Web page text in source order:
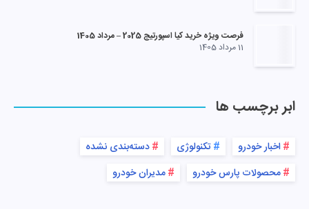
فرصت ویژه خرید کیا اسپورتیج 2025 – مرداد 1405
11 مرداد 1405
ابر برچسب ها
اخبار خودرو تکنولوژی
دسته‌بندی نشده
محصولات پارس خودرو
مدیران خودرو